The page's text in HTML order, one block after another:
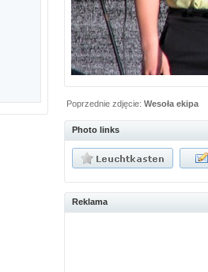
Poprzednie zdjęcie:Wesoła ekipa
Photo links
Reklama